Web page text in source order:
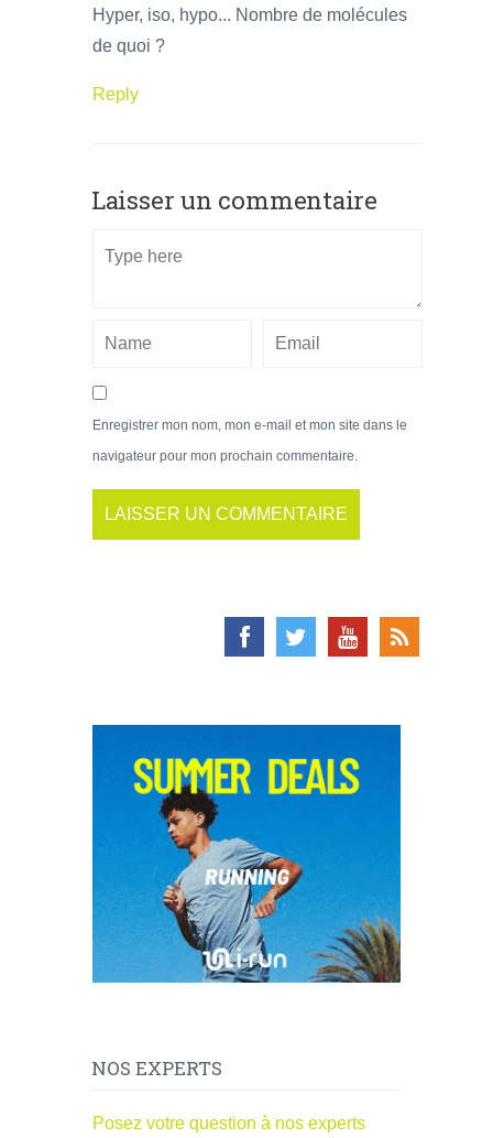
Hyper, iso, hypo... Nombre de molécules
de quoi ?
Reply
Laisser un commentaire
Enregistrer mon nom, mon e-mail et mon site dans le
navigateur pour mon prochain commentaire.
NOS EXPERTS
Posez votre question à nos experts